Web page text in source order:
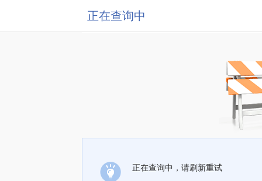
正在查询中
正在查询中，请刷新重试